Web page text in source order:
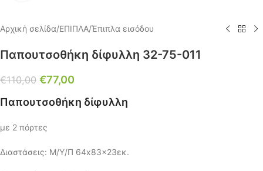
Αρχική σελίδα/ΕΠΙΠΛΑ/Έπιπλα εισόδου
Παπουτσοθήκη δίφυλλη 32-75-011
€110,00 €77,00
Παπουτσοθήκη δίφυλλη
με 2 πόρτες
Διαστάσεις: Μ/Υ/Π 64x83x23εκ.